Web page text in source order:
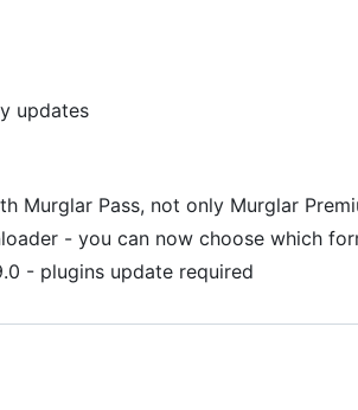
updates
Murglar Pass, not only Murglar
- you can now choose which
- plugins update required